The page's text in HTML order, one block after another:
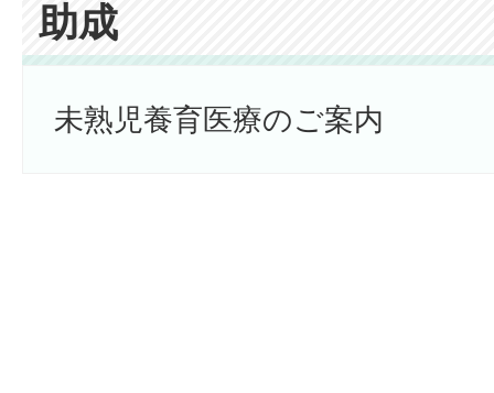
助成
未熟児養育医療のご案内